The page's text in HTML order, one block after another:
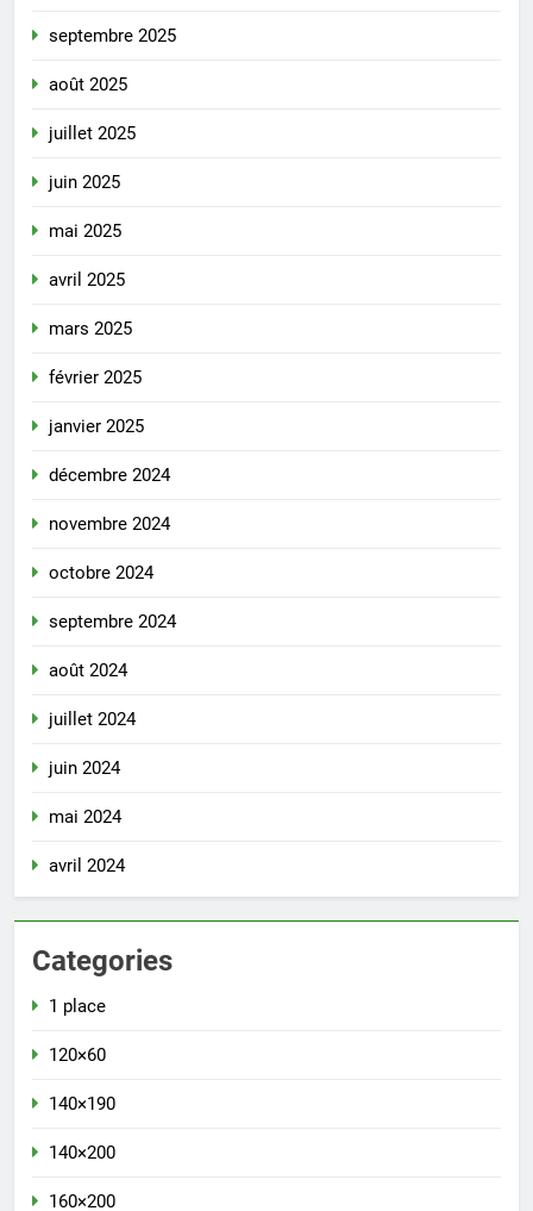
septembre 2025
août 2025
juillet 2025
juin 2025
mai 2025
avril 2025
mars 2025
février 2025
janvier 2025
décembre 2024
novembre 2024
octobre 2024
septembre 2024
août 2024
juillet 2024
juin 2024
mai 2024
avril 2024
Categories
1 place
120×60
140×190
140×200
160×200